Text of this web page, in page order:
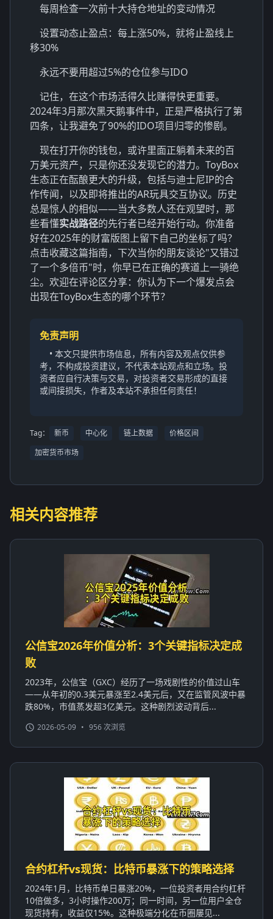
每周检查一次前十大持仓地址的变动情况
设置动态止盈点：每上涨50%，就将止盈线上
移30%
永远不要用超过5%的仓位参与IDO
记住，在这个市场活得久比赚得快更重要。
2024年3月那次黑天鹅事件中，正是严格执行了第
四条，让我避免了90%的IDO项目归零的惨剧。
现在打开你的钱包，或许里面正躺着未来的百
万美元资产，只是你还没发现它的潜力。ToyBox
生态正在酝酿更大的升级，包括与迪士尼IP的合
作传闻，以及即将推出的AR玩具交互协议。历史
总是惊人的相似——当大多数人还在观望时，那
些看懂实战路径的先行者已经开始行动。你准备
好在2025年的财富版图上留下自己的坐标了吗？
点击收藏这篇指南，下次当你的朋友谈论"又错过
了一个多倍币"时，你早已在正确的赛道上一骑绝
尘。欢迎在评论区分享：你认为下一个爆发点会
出现在ToyBox生态的哪个环节？
免责声明
• 本文只提供市场信息，所有内容及观点仅供参
考，不构成投资建议，不代表本站观点和立场。投
资者应自行决策与交易，对投资者交易形成的直接
或间接损失，作者及本站不承担任何责任！
Tag： 新币 中心化 链上数据
价格区间
加密货币市场
相关内容推荐
公信宝2026年价值分析：3个关键指标决定成
败
2023年，公信宝（GXC）经历了一场戏剧性的价值过山车
——从年初的0.3美元暴涨至2.4美元后，又在监管风波中暴
跌80%，市值蒸发超3亿美元。这种剧烈波动背后...
2026-05-09 • 956 次浏览
合约杠杆vs现货：比特币暴涨下的策略选择
2024年1月，比特币单日暴涨20%，一位投资者用合约杠杆
10倍做多，3小时操作200万；同一时间，另一位用户全仓
现货持有，收益仅15%。这种极端分化在币圈屡见...